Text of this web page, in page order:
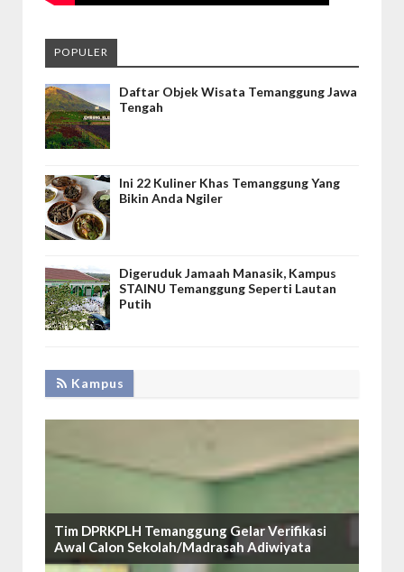
POPULER
Daftar Objek Wisata Temanggung Jawa
Tengah
Ini 22 Kuliner Khas Temanggung Yang
Bikin Anda Ngiler
Digeruduk Jamaah Manasik, Kampus
STAINU Temanggung Seperti Lautan
Putih
Kampus
Tim DPRKPLH Temanggung Gelar Verifikasi
Awal Calon Sekolah/Madrasah Adiwiyata